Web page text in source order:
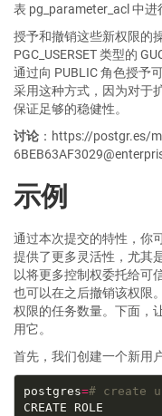
表 pg_parameter_acl 中进
授予和撤销这些新权限的
PGC_USERSET 类型的
通过向 PUBLIC 角色授予
采用这种方式，因为对于
保证足够的稳健性。
讨论 ：https://postgr.es/
示例
通过本次提交的特性，你
提供了更多灵活性，尤其
以将更多控制权委托给可
也可以在之后撤销该权限
权限的任务数量。下面，
用它。
首先，我们创建一个新用
postgres=# create